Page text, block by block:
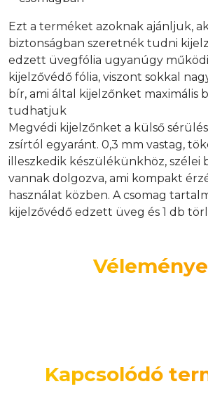
Ezt a terméket azoknak ajánljuk,
biztonságban szeretnék tudni
edzett üvegfólia ugyanúgy
kijelzővédő fólia, viszont sokkal
bír, ami által kijelzőnket maximális
tudhatjuk
Megvédi kijelzőnket a külső
zsírtól egyaránt. 0,3 mm vastag,
illeszkedik készülékünkhöz, szélei
vannak dolgozva, ami kompakt
használat közben. A csomag
kijelzővédő edzett üveg és 1 db
Kapcsolódó